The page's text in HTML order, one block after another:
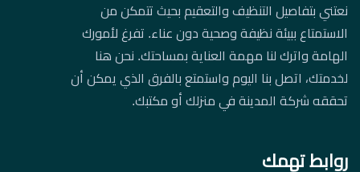
نعتني بتفاصيل التنظيف والتعقيم بحيث تتمكن من
الاستمتاع ببيئة نظيفة وصحية دون عناء. تفرغ لأمورك
الهامة واترك لنا مهمة العناية بمساحتك. نحن هنا
لخدمتك، اتصل بنا اليوم واستمتع بالفرق الذي يمكن أن
تحققه شركة المدينة في منزلك أو مكتبك.
روابط تهمك